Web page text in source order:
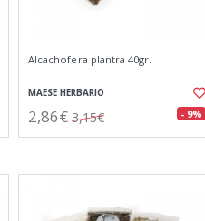
Alcachofera plantra 40gr.
MAESE HERBARIO
2,86€ 3,15€ - 9%